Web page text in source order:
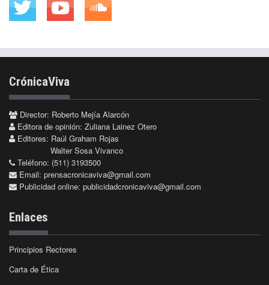
CrónicaViva
Director: Roberto Mejía Alarcón
Editora de opinión: Zuliana Lainez Otero
Editores: Raúl Graham Rojas
Walter Sosa Vivanco
Teléfono: (511) 3193500
Email: prensacronicaviva@gmail.com
Publicidad online: publicidadcronicaviva@gmail.com
Enlaces
Principios Rectores
Carta de Ética